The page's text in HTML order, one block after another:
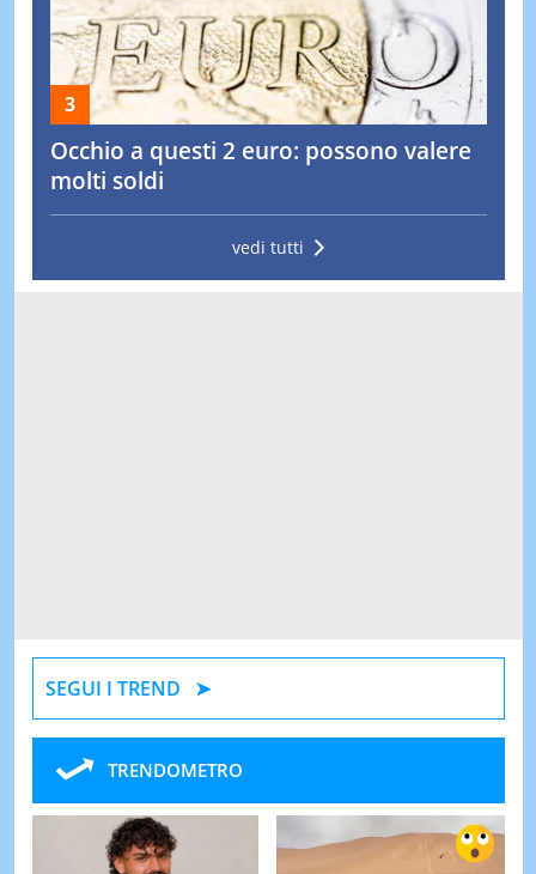
Occhio a questi 2 euro: possono valere
molti soldi
vedi tutti
SEGUI I TREND
TRENDOMETRO